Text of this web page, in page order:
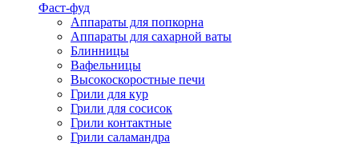
Фаст-фуд
Аппараты для попкорна
Аппараты для сахарной ваты
Блинницы
Вафельницы
Высокоскоростные печи
Грили для кур
Грили для сосисок
Грили контактные
Грили саламандра